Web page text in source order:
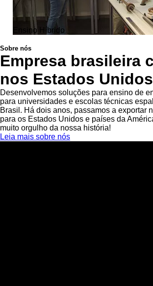
Ensino Híbrido
Sobre nós
Empresa brasileira
nos Estados Unidos
Desenvolvemos soluções para ensino de
para universidades e escolas técnicas
Brasil. Há dois anos, passamos a exportar
para os Estados Unidos e países da
muito orgulho da nossa história!
Leia mais sobre nós